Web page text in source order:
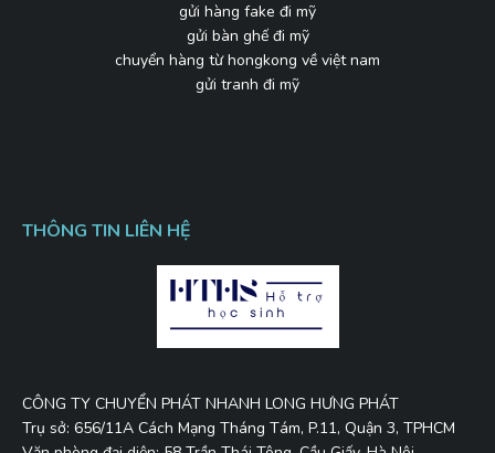
gửi hàng fake đi mỹ
gửi bàn ghế đi mỹ
chuyển hàng từ hongkong về việt nam
gửi tranh đi mỹ
THÔNG TIN LIÊN HỆ
CÔNG TY CHUYỂN PHÁT NHANH LONG HƯNG PHÁT
Trụ sở: 656/11A Cách Mạng Tháng Tám, P.11, Quận 3, TPHCM